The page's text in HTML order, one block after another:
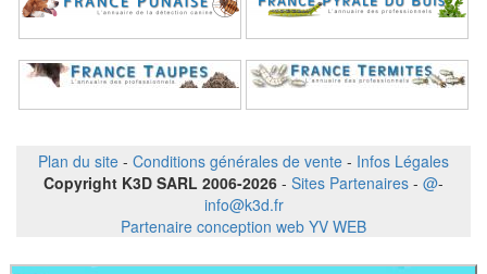
Plan du site - Conditions générales de vente - Infos Légales
Copyright K3D SARL 2006-2026 - Sites Partenaires - @-
info@k3d.fr
Partenaire conception web YV WEB